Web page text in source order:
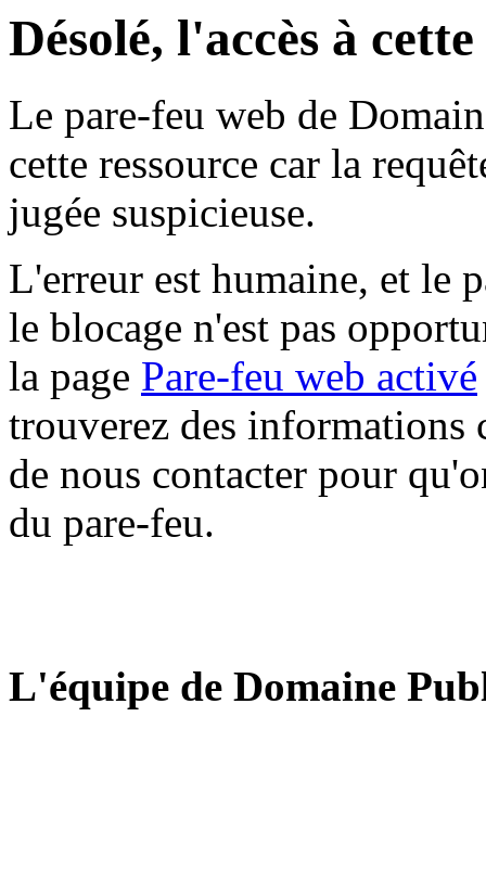
Désolé, l'accès à
Le pare-feu web de
cette ressource car la
jugée suspicieuse.
L'erreur est humaine, et le
le blocage n'est pas
la page Pare-feu web activé
trouverez des informations
de nous contacter pour
du pare-feu.
L'équipe de Domaine